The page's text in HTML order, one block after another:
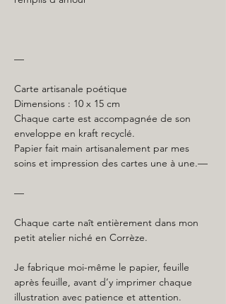
—
Carte artisanale poétique
Dimensions : 10 x 15 cm
Chaque carte est accompagnée de son
enveloppe en kraft recyclé.
Papier fait main artisanalement par mes
soins et impression des cartes une à une.—
—
Chaque carte naît entièrement dans mon
petit atelier niché en Corrèze.
Je fabrique moi-même le papier, feuille
après feuille, avant d’y imprimer chaque
illustration avec patience et attention.